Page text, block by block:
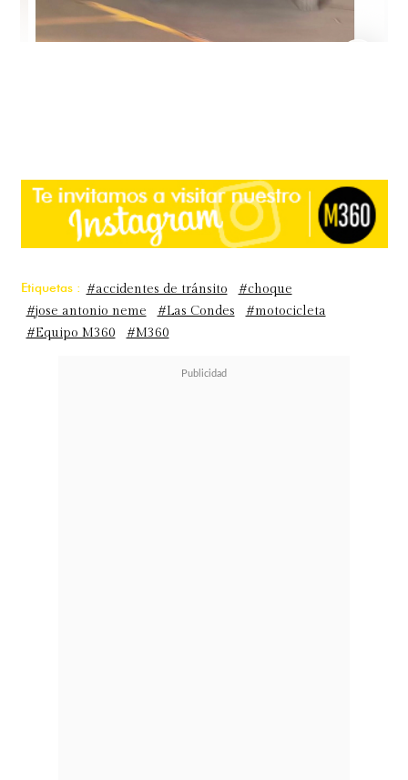
Etiquetas : #accidentes de tránsito
#choque
#jose antonio neme
#Las Condes
#motocicleta
#Equipo M360
#M360